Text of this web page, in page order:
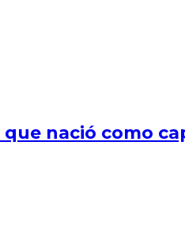
que nació como